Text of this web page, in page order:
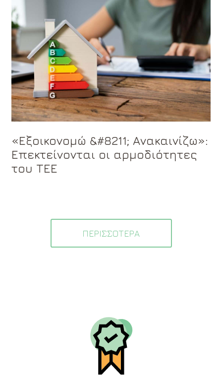
«Εξοικονομώ &#8211; Ανακαινίζω»:
Επεκτείνονται οι αρμοδιότητες
του ΤΕΕ
ΠΕΡΙΣΣΟΤΕΡΑ